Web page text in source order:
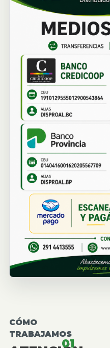
CÓMO
TRABAJAMOS
01